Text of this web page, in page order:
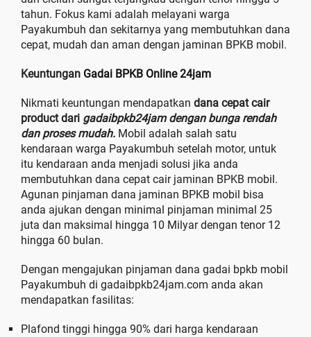
tahun. Fokus kami adalah melayani warga
Payakumbuh dan sekitarnya yang membutuhkan dana
cepat, mudah dan aman dengan jaminan BPKB mobil.
Keuntungan Gadai BPKB Online 24jam
Nikmati keuntungan mendapatkan dana cepat cair
product dari gadaibpkb24jam dengan bunga rendah
dan proses mudah. Mobil adalah salah satu
kendaraan warga Payakumbuh setelah motor, untuk
itu kendaraan anda menjadi solusi jika anda
membutuhkan dana cepat cair jaminan BPKB mobil.
Agunan pinjaman dana jaminan BPKB mobil bisa
anda ajukan dengan minimal pinjaman minimal 25
juta dan maksimal hingga 10 Milyar dengan tenor 12
hingga 60 bulan.
Dengan mengajukan pinjaman dana gadai bpkb mobil
Payakumbuh di gadaibpkb24jam.com anda akan
mendapatkan fasilitas:
Plafond tinggi hingga 90% dari harga kendaraan